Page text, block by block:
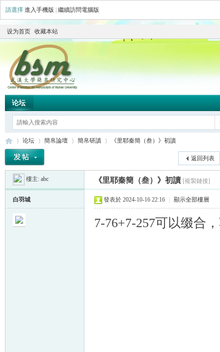
請選擇 進入手機版 繼續訪問電腦版
设为首页 收藏本站
论坛
»
论坛
›
簡帛論壇 簡帛研讀
›
《里耶秦簡（叁）》初讀
返回列表
樓主: abc 《里耶秦簡（叁）》初讀 [複製鏈接]
白羽城 發表於 2024-10-16 22:16 顯示全部樓層
7-76+7-257可以缀合